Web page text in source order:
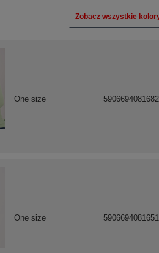
Zobacz wszystkie
One size 5906694081682
One size 5906694081651